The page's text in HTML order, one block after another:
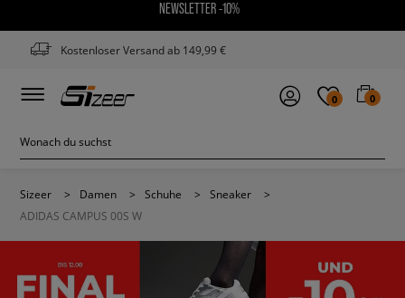
NEWSLETTER -10%
Kostenloser Versand ab 149,99 €
0 0
Sizeer > Damen > Schuhe > Sneaker
>
ADIDAS CAMPUS 00S W